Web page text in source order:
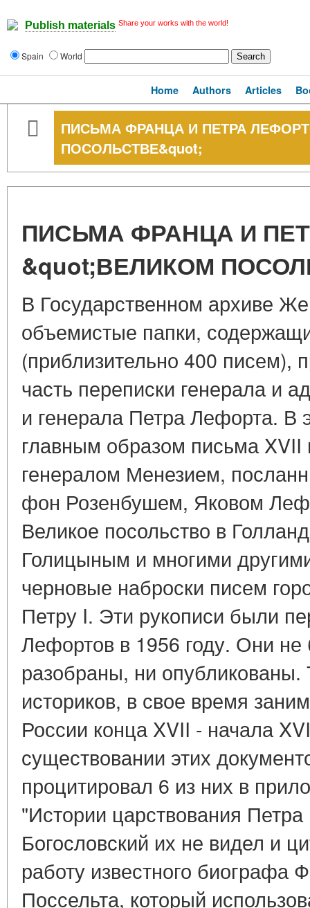
Publish materials Share your works with the world!
Spain World
Home Authors Articles
ПИСЬМА ФРАНЦА И ПЕТРА
ПОСОЛЬСТВЕ&quot;
ПИСЬМА ФРАНЦА И
&quot;ВЕЛИКОМ
В Государственном архиве
объемистые папки,
(приблизительно 400 писем),
часть переписки генерала и
и генерала Петра Лефорта. В
главным образом письма
генералом Менезием,
фон Розенбушем, Яковом
Великое посольство в
Голицыным и многими
черновые наброски писем
Петру I. Эти рукописи были
Лефортов в 1956 году. Они
разобраны, ни опубликованы.
историков, в свое время
России конца XVII - начала
существовании этих
процитировал 6 из них в
"Истории царствования
Богословский их не видел и
работу известного
Поссельта, который